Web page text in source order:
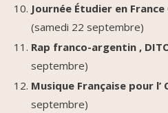
Journée Étudier en France
(samedi 22 septembre)
Rap franco-argentin ,
septembre)
Musique Française pour l’
septembre)